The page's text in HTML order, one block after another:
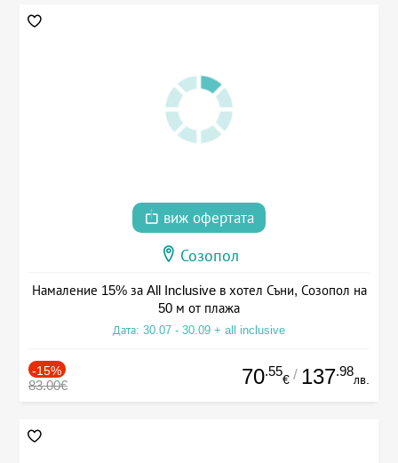
виж офертата
Созопол
Намаление 15% за All Inclusive в хотел Съни, Созопол на
50 м от плажа
Дата: 30.07 - 30.09 + all inclusive
-15%
83.00€ 70.55
€ / 137.98
лв.